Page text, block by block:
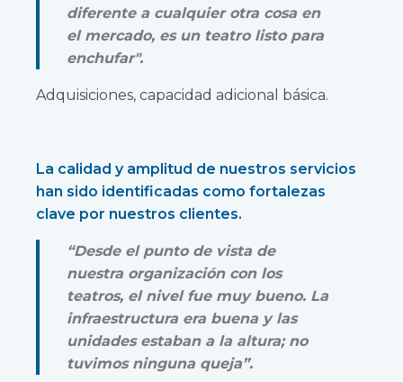
diferente a cualquier otra cosa en
el mercado, es un teatro listo para
enchufar".
Adquisiciones, capacidad adicional básica.
La calidad y amplitud de nuestros servicios
han sido identificadas como fortalezas
clave por nuestros clientes.
“Desde el punto de vista de
nuestra organización con los
teatros, el nivel fue muy bueno. La
infraestructura era buena y las
unidades estaban a la altura; no
tuvimos ninguna queja”.